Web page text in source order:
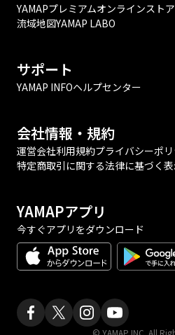
YAMAPプレミアムオンラインストア
流域地図YAMAP LABO
サポート
YAMAP INFOヘルプセンター
会社情報・規約
運営会社利用規約プライバシーポ
特定商取引に関する法律に基づく
YAMAPアプリ
今すぐアプリをダウンロード
© YAMAP INC. All